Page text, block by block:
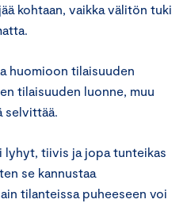
kohtaan, vaikka välitön tuki
huomioon tilaisuuden
tilaisuuden luonne, muu
lyhyt, tiivis ja jopa tunteikas
se kannustaa
tilanteissa puheeseen voi